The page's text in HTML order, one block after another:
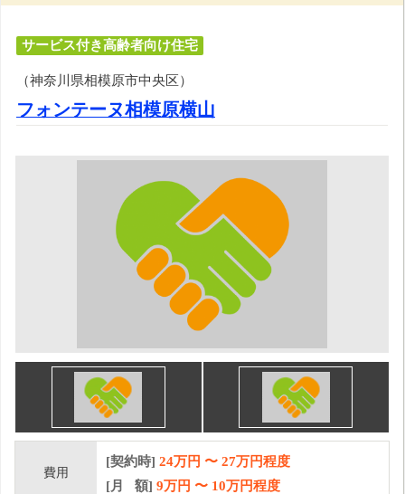
サービス付き高齢者向け住宅
（神奈川県相模原市中央区）
フォンテーヌ相模原横山
費用
[契約時] 24万円 〜 27万円程度
[月 額] 9万円 〜 10万円程度